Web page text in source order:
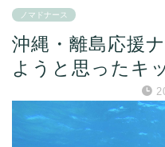
ノマドナース
沖縄・離島応援
ようと思ったキ